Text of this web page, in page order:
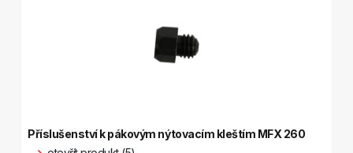
Příslušenství k pákovým nýtovacím kleštím MFX 260